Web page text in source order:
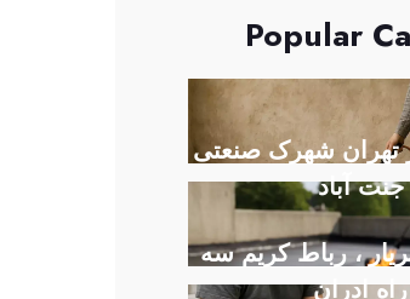
Popular
تهران شهرک صنعتی
جنت آباد
، رباط کریم سه
راه ادران